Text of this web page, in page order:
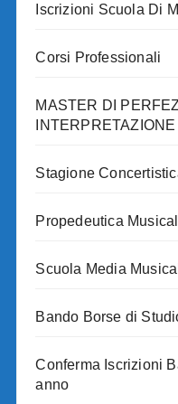
Iscrizioni Scuola Di
Corsi Professionali
MASTER DI
Stagione
Propedeutica
Scuola Media
Bando Borse di
Conferma Iscrizioni
anno